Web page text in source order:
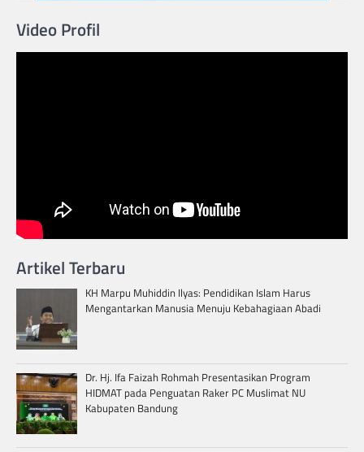
Video Profil
Artikel Terbaru
KH Marpu Muhiddin Ilyas: Pendidikan Islam Harus
Mengantarkan Manusia Menuju Kebahagiaan Abadi
Dr. Hj. Ifa Faizah Rohmah Presentasikan Program
HIDMAT pada Penguatan Raker PC Muslimat NU
Kabupaten Bandung